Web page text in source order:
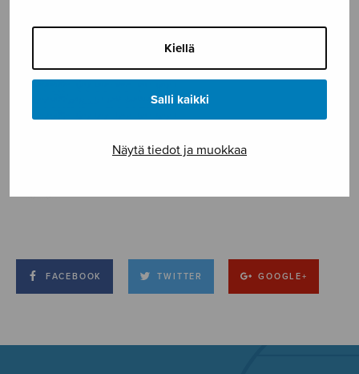
Kiellä
Salli kaikki
Näytä tiedot ja muokkaa
FACEBOOK TWITTER GOOGLE+